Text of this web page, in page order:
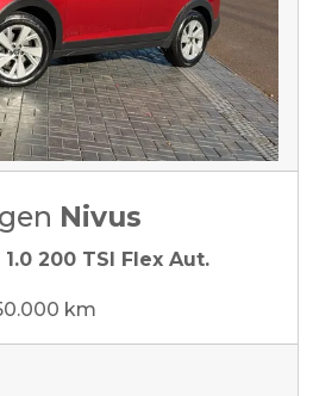
Nivus
200 TSI Flex Aut.
km